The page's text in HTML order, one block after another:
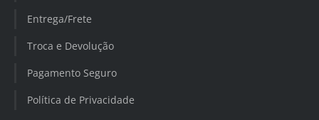
Entrega/Frete
Troca e Devolução
Pagamento Seguro
Política de Privacidade